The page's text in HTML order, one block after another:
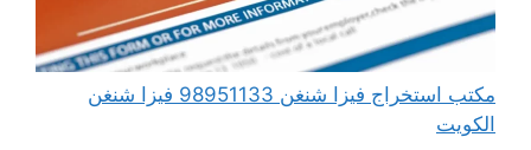
مكتب استخراج فيزا شنغن 98951133 فيزا شنغن
الكويت